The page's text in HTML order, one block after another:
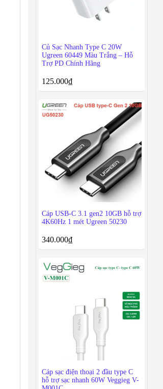
Củ Sạc Nhanh Type C 20W
Ugreen 60449 Màu Trắng – Hỗ
Trợ PD Chính Hãng
125.000₫
Cáp USB-C 3.1 gen2 10GB hỗ trợ
4K60Hz 1 mét Ugreen 50230
340.000₫
Cáp sạc điện thoại 2 đầu type C
hỗ trợ sạc nhanh 60W Veggieg V-